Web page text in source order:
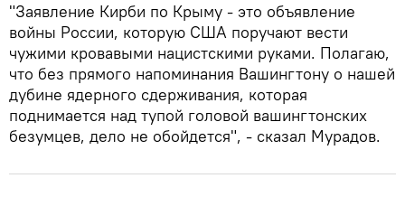
"Заявление Кирби по Крыму - это объявление
войны России, которую США поручают вести
чужими кровавыми нацистскими руками. Полагаю,
что без прямого напоминания Вашингтону о нашей
дубине ядерного сдерживания, которая
поднимается над тупой головой вашингтонских
безумцев, дело не обойдется", - сказал Мурадов.